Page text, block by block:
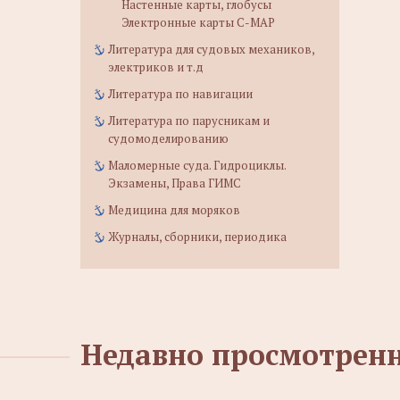
Настенные карты, глобусы
Электронные карты C-MAP
Литература для судовых механиков,
электриков и т.д
Литература по навигации
Литература по парусникам и
судомоделированию
Маломерные суда. Гидроциклы.
Экзамены, Права ГИМС
Медицина для моряков
Журналы, сборники, периодика
Недавно